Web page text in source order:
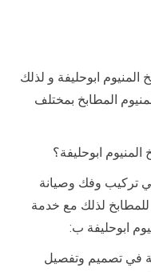
ابوحليفة و لذلك
المطابخ بمختلف
ابوحليفة؟
تركيب وفك وصيانة
للمطابخ لذلك مع خدمة
ابوحليفة ب:
في تصميم وتفصيل